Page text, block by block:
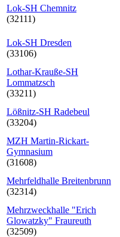
Lok-SH Chemnitz
(32111)
Lok-SH Dresden
(33106)
Lothar-Krauße-SH
Lommatzsch
(33211)
Lößnitz-SH Radebeul
(33204)
MZH Martin-Rickart-
Gymnasium
(31608)
Mehrfeldhalle Breitenbrunn
(32314)
Mehrzweckhalle "Erich
Glowatzky" Fraureuth
(32509)